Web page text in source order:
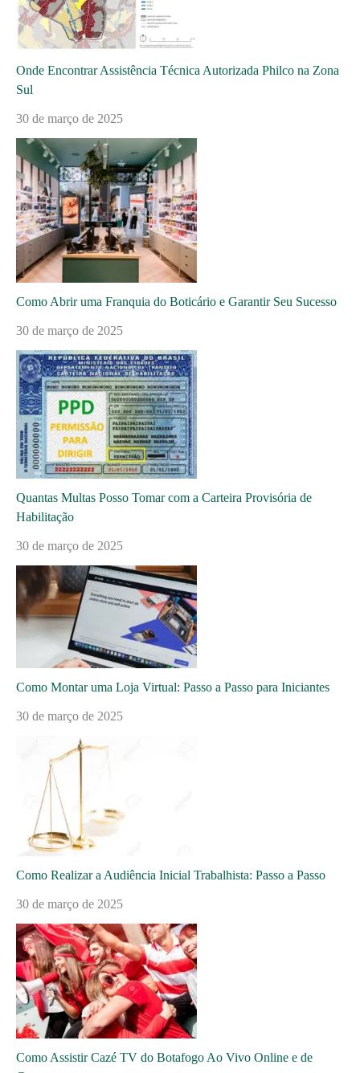
Onde Encontrar Assistência Técnica Autorizada Philco na Zona
Sul
30 de março de 2025
Como Abrir uma Franquia do Boticário e Garantir Seu Sucesso
30 de março de 2025
Quantas Multas Posso Tomar com a Carteira Provisória de
Habilitação
30 de março de 2025
Como Montar uma Loja Virtual: Passo a Passo para Iniciantes
30 de março de 2025
Como Realizar a Audiência Inicial Trabalhista: Passo a Passo
30 de março de 2025
Como Assistir Cazé TV do Botafogo Ao Vivo Online e de